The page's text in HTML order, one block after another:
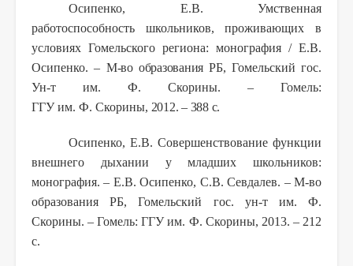
Осипенко, Е.В. Умственная
работоспособность школьников, проживающих в
условиях Гомельского региона: монография / Е.В.
Осипенко. – М-во образования РБ, Гомельский гос.
Ун-т им. Ф. Скорины. – Гомель:
ГГУ им. Ф. Скорины, 2012. – 388 с.
Осипенко, Е.В. Совершенствование функции
внешнего дыхании у младших школьников:
монография. – Е.В. Осипенко, С.В. Севдалев. – М-во
образования РБ, Гомельский гос. ун-т им. Ф.
Скорины. – Гомель: ГГУ им. Ф. Скорины, 2013. – 212
с.